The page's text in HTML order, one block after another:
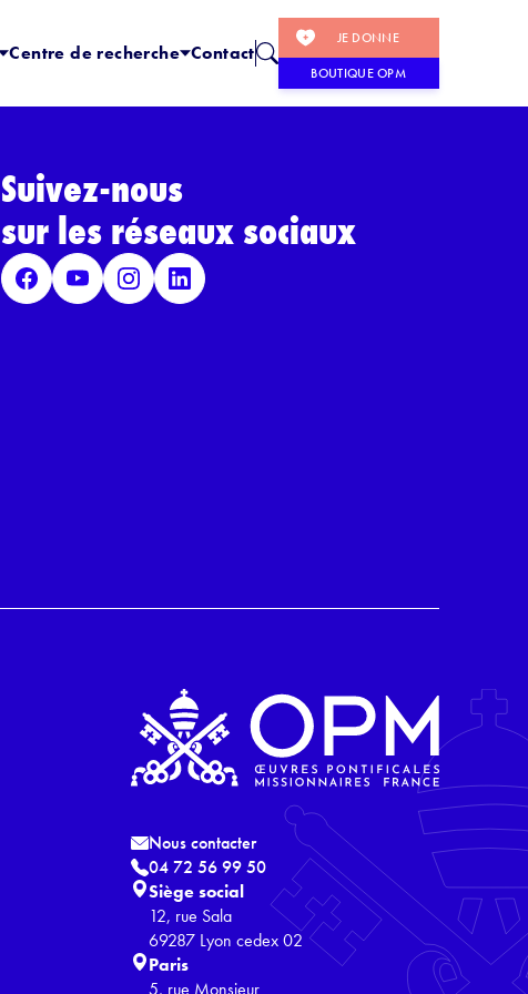
Centre de recherche Contact
JE DONNE
BOUTIQUE OPM
Suivez-nous
sur les réseaux sociaux
Nous contacter
04 72 56 99 50
Siège social
12, rue Sala
69287 Lyon cedex 02
Paris
5, rue Monsieur